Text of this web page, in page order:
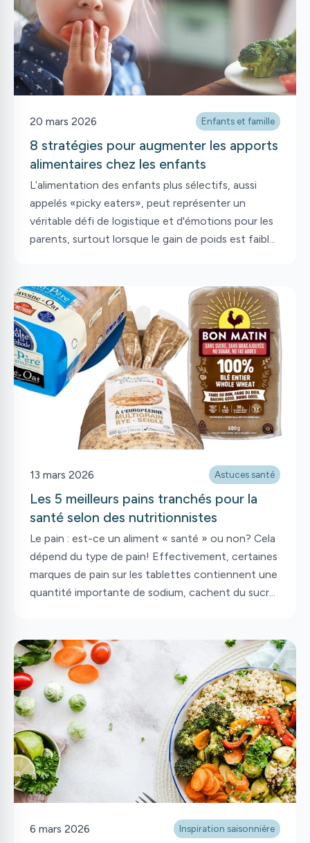
20 mars 2026 Enfants et famille
8 stratégies pour augmenter les apports
alimentaires chez les enfants
L’alimentation des enfants plus sélectifs, aussi
appelés «picky eaters», peut représenter un
véritable défi de logistique et d'émotions pour les
parents, surtout lorsque le gain de poids est faible.
soutenir le développement de votre petit trésor.
Heureusement, augmenter les apports
nutritionnels ne signifie pas forcément manger
«plus», mais plutôt manger « mieux » en
maximisant chaque bouchée. Zoom sur 8
stratégies concrètes pour aider votre enfant à
grandir en santé.
13 mars 2026 Astuces santé
Les 5 meilleurs pains tranchés pour la
santé selon des nutritionnistes
Le pain : est-ce un aliment « santé » ou non? Cela
dépend du type de pain! Effectivement, certaines
marques de pain sur les tablettes contiennent une
quantité importante de sodium, cachent du sucre
pains sont faits à partir de quelques ingrédients et
renferment des grains entiers : ils sont donc très
nutritifs. Alors concrètement, lorsqu’on se
retrouve devant une centaine de choix à l’épicerie,
quel pain choisir?
6 mars 2026 Inspiration saisonnière